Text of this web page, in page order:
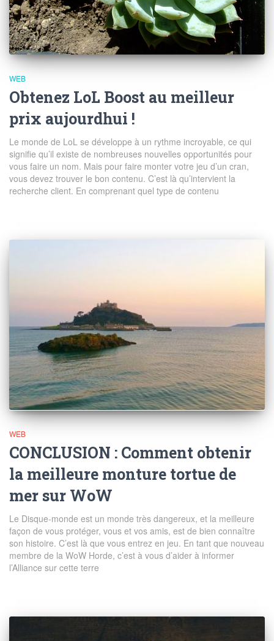
WEB
Obtenez LoL Boost au meilleur
prix aujourdhui !
Le monde de LoL se développe à un rythme incroyable, ce qui
signifie qu’il existe de nombreuses nouvelles opportunités pour
vous faire un nom. Mais pour faire monter votre jeu d’un cran,
vous devez trouver le bon contenu. C’est là qu’intervient la
recherche client. En comprenant quel type de contenu
WEB
CONCLUSION : Comment obtenir
la meilleure monture tortue de
mer sur WoW
Le Disque-monde est un monde très dangereux, et la meilleure
façon de vous protéger, vous et vos amis, est de bien connaître
son histoire. C’est là que vous entrez en jeu. En tant que nouveau
membre de la WoW Horde, c’est à vous d’aider à informer
l’Alliance sur cette terre